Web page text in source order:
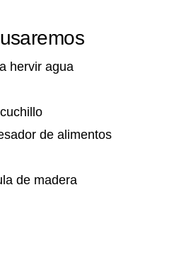
hervir agua
de alimentos
de madera